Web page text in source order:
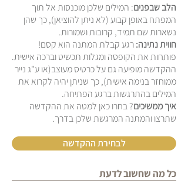
הלב שבפנים: המילים שלכן מוכנסות אל תוך
המפתח באופן קבוע (לא ניתן להוציאן), כך שהן
נשארות שם תמיד, קרובות ושמורות.
חווית נתינה:רגע קבלת המתנה הוא קסם!
פותחות את הקופסה ומגלות תכשיט וברכה אישית.
ההקדשה מופיעה גם על כרטיס מעוצב(או ע"ג נייר
ממוחזר בנימה אישית), כך שניתן יהיה לקרוא את
המילים בהתרגשות ברגע הפתיחה.
איך ממשיכים? בחרו כאן למטה את ההקדשה
שתרצו והמתנה המרגשת שלכן בדרך.
לבחירת ההקדשה
כל מה שחשוב לדעת